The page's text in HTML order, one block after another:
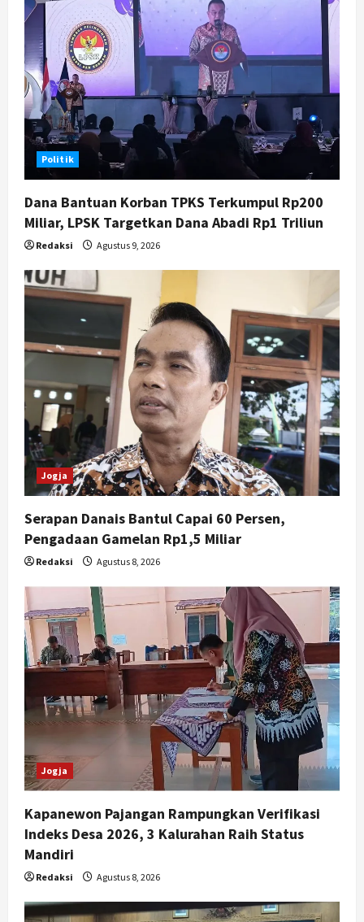
3 Agustus 8, 2026
4
Politik
Hari Jadi Pati ke-703 Jadi
Momentum Kemajuan, Ini Pesan Ali
Badrudin
Agustus 8, 2026
5
Jogja
Peringatan HUT ke-270 Kota
Yogyakarta Digelar 2 Bulan, Fokus
pada UMKM dan Wisata
Agustus 7, 2026
Politik
Dana Bantuan Korban TPKS Terkumpul Rp200
Miliar, LPSK Targetkan Dana Abadi Rp1 Triliun
Redaksi Agustus 9, 2026
Jogja
Serapan Danais Bantul Capai 60 Persen,
Pengadaan Gamelan Rp1,5 Miliar
Redaksi Agustus 8, 2026
Jogja
Kapanewon Pajangan Rampungkan Verifikasi
Indeks Desa 2026, 3 Kalurahan Raih Status
Mandiri
Redaksi Agustus 8, 2026